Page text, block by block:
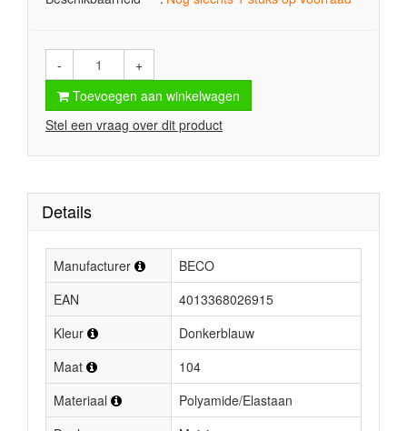
-
+
Toevoegen aan winkelwagen
Stel een vraag over dit product
Details
Manufacturer
BECO
EAN
4013368026915
Kleur
Donkerblauw
Maat
104
Materiaal
Polyamide/Elastaan